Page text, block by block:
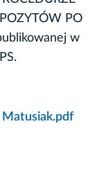
PO
w
Matusiak.pdf